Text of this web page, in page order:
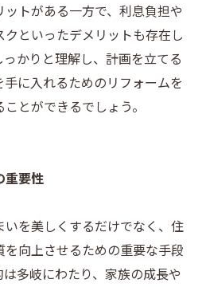
トがある一方で、利息負担や
といったデメリットも存在し
かりと理解し、計画を立てる
に入れるためのリフォームを
とができるでしょう。
重要性
を美しくするだけでなく、住
向上させるための重要な手段
多岐にわたり、家族の成長や